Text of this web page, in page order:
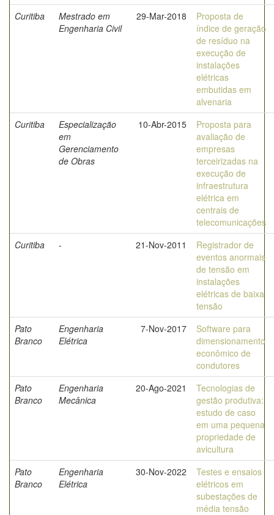
Curitiba
Mestrado em
Engenharia Civil
29-Mar-2018
Proposta de
índice de geração
de resíduo na
execução de
instalações
elétricas
embutidas em
alvenaria
Curitiba
Especialização
em
Gerenciamento
de Obras
10-Abr-2015
Proposta para
avaliação de
empresas
terceirizadas na
execução de
infraestrutura
elétrica em
centrais de
telecomunicações
Curitiba
- 21-Nov-2011
Registrador de
eventos anormais
de tensão em
instalações
elétricas de baixa
tensão
Pato
Branco
Engenharia
Elétrica
7-Nov-2017
Software para
dimensionamento
econômico de
condutores
Pato
Branco
Engenharia
Mecânica
20-Ago-2021
Tecnologias de
gestão produtiva:
estudo de caso
em uma pequena
propriedade de
avicultura
Pato
Branco
Engenharia
Elétrica
30-Nov-2022
Testes e ensaios
elétricos em
subestações de
média tensão